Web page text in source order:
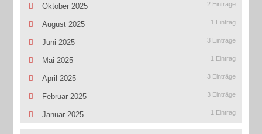
Oktober 2025 2 Einträge
August 2025 1 Eintrag
Juni 2025 3 Einträge
Mai 2025 1 Eintrag
April 2025 3 Einträge
Februar 2025 3 Einträge
Januar 2025 1 Eintrag